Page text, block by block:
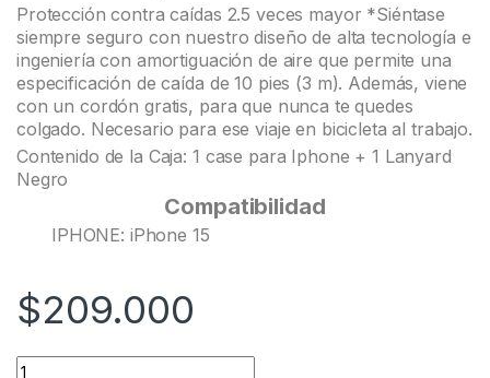
Protección contra caídas 2.5 veces mayor *Siéntase
siempre seguro con nuestro diseño de alta tecnología e
ingeniería con amortiguación de aire que permite una
especificación de caída de 10 pies (3 m). Además, viene
con un cordón gratis, para que nunca te quedes
colgado. Necesario para ese viaje en bicicleta al trabajo.
Contenido de la Caja: 1 case para Iphone + 1 Lanyard
Negro
Compatibilidad
IPHONE: iPhone 15
$209.000